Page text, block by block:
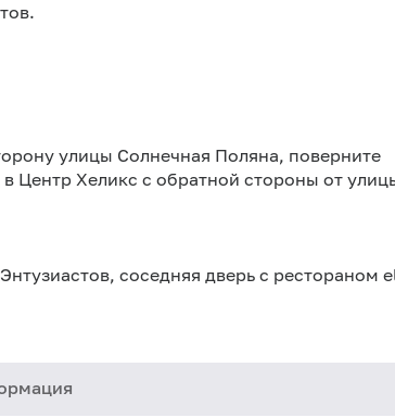
улицы Солнечная Поляна, поверните
Центр Хеликс с обратной стороны от
соседняя дверь с рестораном